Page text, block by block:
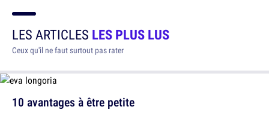
LES ARTICLES LES PLUS LUS
Ceux qu'il ne faut surtout pas rater
10 avantages à être petite